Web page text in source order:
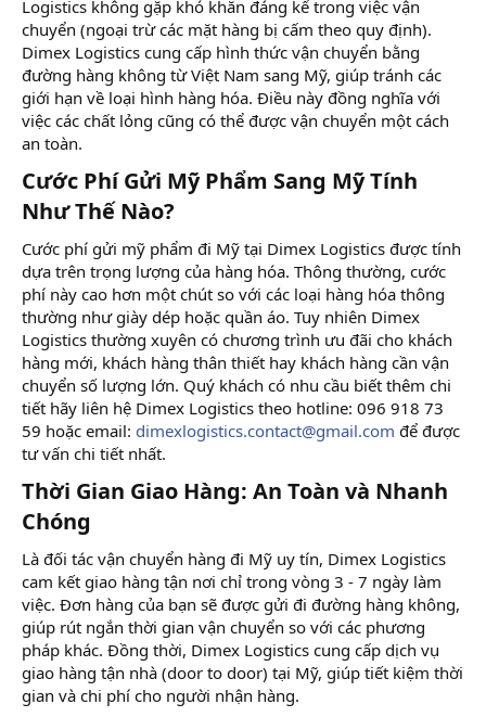
Logistics không gặp khó khăn đáng kể trong việc vận
chuyển (ngoại trừ các mặt hàng bị cấm theo quy định).
Dimex Logistics cung cấp hình thức vận chuyển bằng
đường hàng không từ Việt Nam sang Mỹ, giúp tránh các
giới hạn về loại hình hàng hóa. Điều này đồng nghĩa với
việc các chất lỏng cũng có thể được vận chuyển một cách
an toàn.
Cước Phí Gửi Mỹ Phẩm Sang Mỹ Tính
Như Thế Nào?​
Cước phí gửi mỹ phẩm đi Mỹ tại Dimex Logistics được tính
dựa trên trọng lượng của hàng hóa. Thông thường, cước
phí này cao hơn một chút so với các loại hàng hóa thông
thường như giày dép hoặc quần áo. Tuy nhiên Dimex
Logistics thường xuyên có chương trình ưu đãi cho khách
hàng mới, khách hàng thân thiết hay khách hàng cần vận
chuyển số lượng lớn. Quý khách có nhu cầu biết thêm chi
tiết hãy liên hệ Dimex Logistics theo hotline: 096 918 73
59 hoặc email: dimexlogistics.contact@gmail.com để được
tư vấn chi tiết nhất.
Thời Gian Giao Hàng: An Toàn và Nhanh
Chóng​
Là đối tác vận chuyển hàng đi Mỹ uy tín, Dimex Logistics
cam kết giao hàng tận nơi chỉ trong vòng 3 - 7 ngày làm
việc. Đơn hàng của bạn sẽ được gửi đi đường hàng không,
giúp rút ngắn thời gian vận chuyển so với các phương
pháp khác. Đồng thời, Dimex Logistics cung cấp dịch vụ
giao hàng tận nhà (door to door) tại Mỹ, giúp tiết kiệm thời
gian và chi phí cho người nhận hàng.